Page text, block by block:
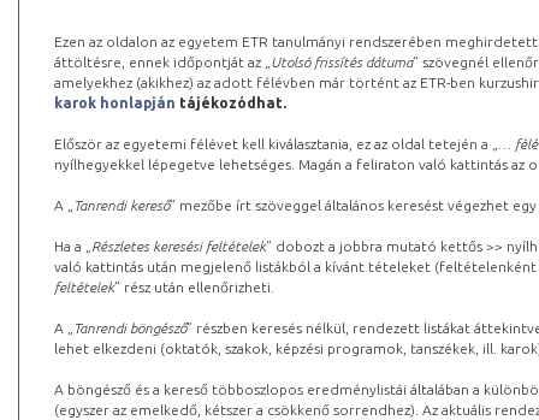
Ezen az oldalon az egyetem ETR tanulmányi rendszerében
áttöltésre, ennek időpontját az „ Utolsó frissítés dátuma” szövegnél
amelyekhez (akikhez) az adott félévben már történt az ETR-ben
karok honlapján tájékozódhat.
Először az egyetemi félévet kell kiválasztania, ez az oldal tetején a „
…
nyílhegyekkel lépegetve lehetséges. Magán a feliraton való kattintás az
A „ Tanrendi kereső” mezőbe írt szöveggel általános keresést végezhet
Ha a „ Részletes keresési feltételek” dobozt a jobbra mutató kettős >>
való kattintás után megjelenő listákból a kívánt tételeket (feltételenként
feltételek” rész után ellenőrizheti.
A „ Tanrendi böngésző” részben keresés nélkül, rendezett listákat
lehet elkezdeni (oktatók, szakok, képzési programok, tanszékek, ill.
A böngésző és a kereső többoszlopos eredménylistái általában a
(egyszer az emelkedő, kétszer a csökkenő sorrendhez). Az aktuális